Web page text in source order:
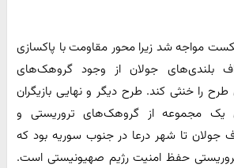
مواجه شد زیرا محور مقاومت با پاکسازی
بلندی‌های جولان از وجود گروهک‌های
را خنثی کند. طرح دیگر و نهایی بازیگران
یک مجموعه از گروهک‌های تروریستی و
جولان تا شهر درعا در جنوب سوریه بود که
حفظ امنیت رژیم صهیونیستی است.